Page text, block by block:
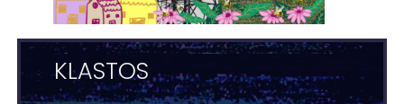
KLASTOS